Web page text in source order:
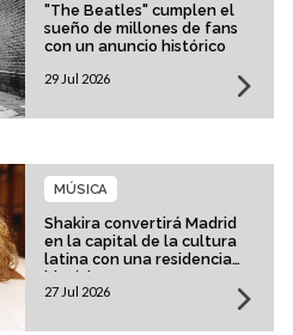
"The Beatles" cumplen el
sueño de millones de fans
con un anuncio histórico
29 Jul 2026
Shakira convertirá Madrid
en la capital de la cultura
latina con una residencia
histórica
MÚSICA
27 Jul 2026